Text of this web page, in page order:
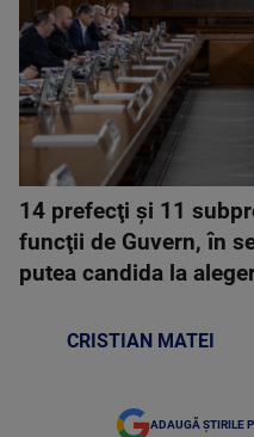
14 prefecţi şi 11
funcţii de Guvern, în
putea candida la
CRISTIAN MATEI
ADAUGĂ ȘTIRILE